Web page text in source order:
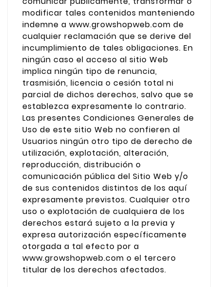
modificar tales contenidos manteniendo
indemne a www.growshopweb.com de
cualquier reclamación que se derive del
incumplimiento de tales obligaciones. En
ningún caso el acceso al sitio Web
implica ningún tipo de renuncia,
trasmisión, licencia o cesión total ni
parcial de dichos derechos, salvo que se
establezca expresamente lo contrario.
Las presentes Condiciones Generales de
Uso de este sitio Web no confieren al
Usuarios ningún otro tipo de derecho de
utilización, explotación, alteración,
reproducción, distribución o
comunicación pública del Sitio Web y/o
de sus contenidos distintos de los aquí
expresamente previstos. Cualquier otro
uso o explotación de cualquiera de los
derechos estará sujeto a la previa y
expresa autorización específicamente
otorgada a tal efecto por a
www.growshopweb.com o el tercero
titular de los derechos afectados.